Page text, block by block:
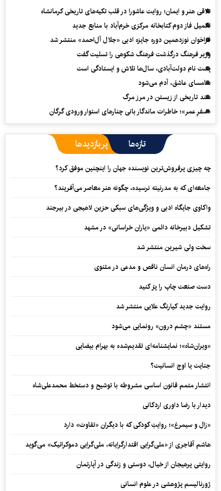
تلاقی هنر و ایمان؛ روایت عاشورا در قلب تکیه‌های تاریخی کرمانشاه
تکمیل فاز دوم کتابخانه مرکزی خرم‌آباد با منابع جدید
فراخوان نوزدهمین دوره جایزه ادبی «جلال آل‌احمد» منتشر شد
وزیر فرهنگ درگذشت فرهنگ شکوهی را تسلیت گفت
پشت نام دولت‌آبادی، سال‌ها تلاش و ایستادگی است
سامسای عاشق، آدم می‌شود
سند تاریخی از زیستن در مرز مرگ
«سفرِ عمر»؛ خاطرات ماندگار بانی چنارهای استوار ورودی گرگان
تازه‌ها پربازدیدها
چه چیزی پرفروش‌ترین نویسنده جهان را اینچنین موفق کرد؟
جامعه‌ای که به مدرنیته نرسیده، چگونه هنر معاصر می‌آفریند؟
واکاوی جایگاه ادبی و ویژگی‌های سبکی حزین لاهیجی در بیرجند
تشکیل دبیرخانه دائمی «یاران خراسانی» در مشهد
سخت ولی شیرین منتشر شد
راه‌های درمان انسان ناقص و مدعی در مثنوی
دست صنعت چاپ را پرُ کنید
روایت جدید کیارنگ علایی منتشر شد
مستند «چشم درون» رونمایی می‌شود
«ویران‌شاه»؛ نمایشنامه‌ای تقدیم‌شده به بهرام بیضایی
جنایت یا اوج انسانیت؟
انتشار متمم قانون اساسی مشروطه با توشیح و دستخط محمدعلی‌شاه
دیدار با رضا داوری اردکانی
«زال و سیمرغ»؛ روایتِ کودکی که با دیگران «تفاوت» دارد
هاشم آقاجری از «ملی‌گرایی اقتدارگرایانه، ملی‌گرایی دموکراتیک» می‌گوید
روایتی پرهیجان از خیال، دوستی و زندگی در آپارتمان
ژورنالیسم پژوهشی در علوم انسانی